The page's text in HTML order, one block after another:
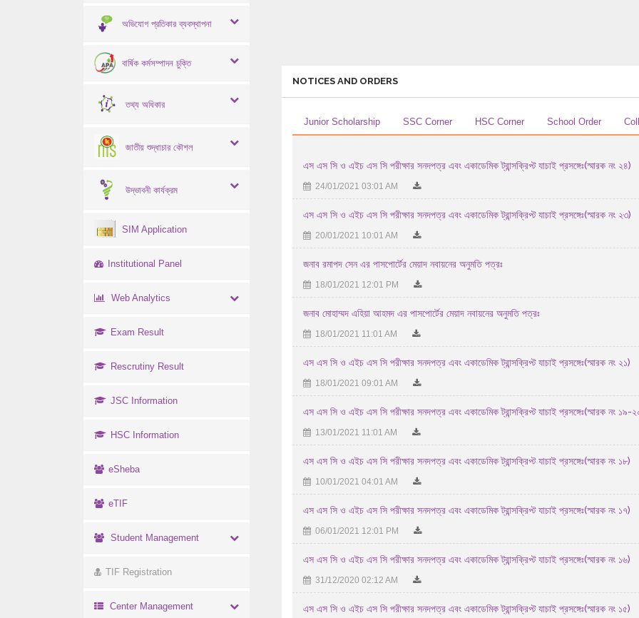
অভিযোগ প্রতিকার ব্যবস্থাপনা
বার্ষিক কর্মসম্পাদন চুক্তি
তথ্য অধিকার
জাতীয় শুদ্ধাচার কৌশল
উদ্ভাবনী কার্যক্রম
SIM Application
Institutional Panel
Web Analytics
Exam Result
Rescrutiny Result
JSC Information
HSC Information
eSheba
eTIF
Student Management
TIF Registration
Center Management
NOTICES AND ORDERS
Junior Scholarship SSC Corner HSC Corner School Order
এস এস সি ও এইচ এস সি পরীক্ষার সনদপত্র এবং একাডেমিক ট্রান্সক্রিপ্ট যাচাই প্রসঙ্গেঃ(স্মারক নং ২৪)
24/01/2021 03:01 AM
এস এস সি ও এইচ এস সি পরীক্ষার সনদপত্র এবং একাডেমিক ট্রান্সক্রিপ্ট যাচাই প্রসঙ্গেঃ(স্মারক নং ২৩)
20/01/2021 10:01 AM
জনাব রমাপদ সেন এর পাসপোর্টের মেয়াদ নবায়নের অনুমতি পত্রঃ
18/01/2021 12:01 PM
জনাব মোহাম্মদ এহিয়া আহমদ এর পাসপোর্টের মেয়াদ নবায়নের অনুমতি পত্রঃ
18/01/2021 11:01 AM
এস এস সি ও এইচ এস সি পরীক্ষার সনদপত্র এবং একাডেমিক ট্রান্সক্রিপ্ট যাচাই প্রসঙ্গেঃ(স্মারক নং ২১)
18/01/2021 09:01 AM
এস এস সি ও এইচ এস সি পরীক্ষার সনদপত্র এবং একাডেমিক ট্রান্সক্রিপ্ট যাচাই প্রসঙ্গেঃ(স্মারক নং ১৯-
13/01/2021 11:01 AM
এস এস সি ও এইচ এস সি পরীক্ষার সনদপত্র এবং একাডেমিক ট্রান্সক্রিপ্ট যাচাই প্রসঙ্গেঃ(স্মারক নং ১৮)
10/01/2021 04:01 AM
এস এস সি ও এইচ এস সি পরীক্ষার সনদপত্র এবং একাডেমিক ট্রান্সক্রিপ্ট যাচাই প্রসঙ্গেঃ(স্মারক নং ১৭)
06/01/2021 12:01 PM
এস এস সি ও এইচ এস সি পরীক্ষার সনদপত্র এবং একাডেমিক ট্রান্সক্রিপ্ট যাচাই প্রসঙ্গেঃ(স্মারক নং ১৬)
31/12/2020 02:12 AM
এস এস সি ও এইচ এস সি পরীক্ষার সনদপত্র এবং একাডেমিক ট্রান্সক্রিপ্ট যাচাই প্রসঙ্গেঃ(স্মারক নং ১৫)